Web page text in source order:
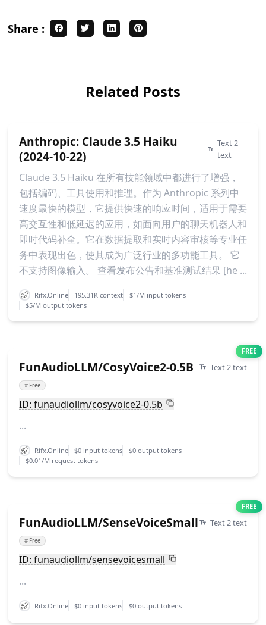
Share :
Related Posts
Anthropic: Claude 3.5 Haiku
(2024-10-22)
Text 2
text
Claude 3.5 Haiku 在所有技能领域中都进行了增强，
包括编码、工具使用和推理。作为 Anthropic 系列中
速度最快的模型，它提供快速的响应时间，适用于需要
高交互性和低延迟的应用，如面向用户的聊天机器人和
即时代码补全。它在数据提取和实时内容审核等专业任
务中表现出色，使其成为广泛行业的多功能工具。 它
不支持图像输入。 查看发布公告和基准测试结果 [he ...
Rifx.Online 195.31K context
$1/M input tokens
$5/M output tokens
FREE
FunAudioLLM/CosyVoice2-0.5B Text 2 text
# Free
ID: funaudiollm/cosyvoice2-0.5b
...
Rifx.Online $0 input tokens
$0 output tokens
$0.01/M request tokens
FREE
FunAudioLLM/SenseVoiceSmall Text 2 text
# Free
ID: funaudiollm/sensevoicesmall
...
Rifx.Online $0 input tokens $0 output tokens